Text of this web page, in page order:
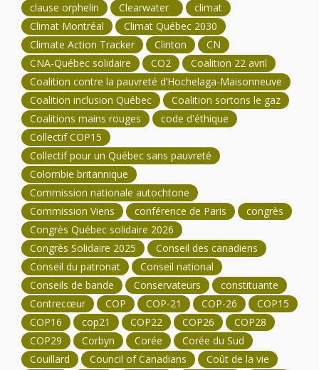
clause orphelin
Clearwater
climat
Climat Montréal
Climat Québec 2030
Climate Action Tracker
Clinton
CN
CNA-Québec solidaire
CO2
Coalition 22 avril
Coalition contre la pauvreté d’Hochelaga-Maisonneuve
Coalition inclusion Québec
Coalition sortons le gaz
Coalitions mains rouges
code d'éthique
Collectif COP15
Collectif pour un Québec sans pauvreté
Colombie britannique
Commission nationale autochtone
Commission Viens
conférence de Paris
congrès
Congrès Québec solidaire 2026
Congrès Solidaire 2025
Conseil des canadiens
Conseil du patronat
Conseil national
Conseils de bande
Conservateurs
constituante
Contrecœur
COP COP-21 COP-26
COP15
COP16
cop21 COP22 COP26
COP28
COP29
Corbyn Corée
Corée du Sud
Couillard
Council of Canadians
Coût de la vie